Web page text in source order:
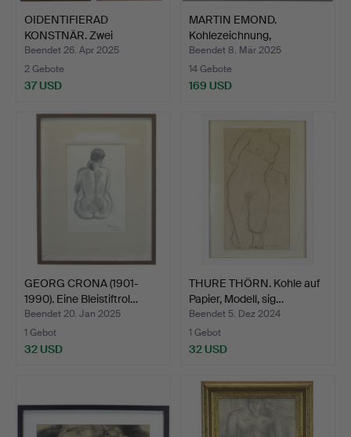
OIDENTIFIERAD
KONSTNÄR. Zwei
Zeichnungen v…
Beendet 26. Apr 2025
2 Gebote
37 USD
MARTIN EMOND.
Kohlezeichnung,
Stadtansicht…
Beendet 8. Mär 2025
14 Gebote
169 USD
GEORG CRONA (1901-
1990). Eine Bleistiftrol…
Beendet 20. Jan 2025
1 Gebot
32 USD
THURE THÖRN. Kohle auf
Papier, Modell, sig…
Beendet 5. Dez 2024
1 Gebot
32 USD